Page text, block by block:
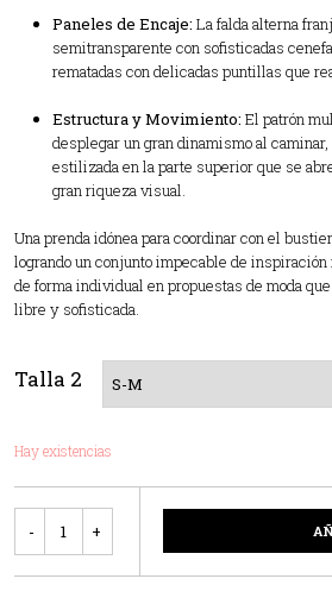
Paneles de Encaje: La falda alterna
semitransparente con sofisticadas
rematadas con delicadas puntillas que
Estructura y Movimiento: El patrón
desplegar un gran dinamismo al
estilizada en la parte superior que se
gran riqueza visual.
Una prenda idónea para coordinar con el
logrando un conjunto impecable de
de forma individual en propuestas de moda
libre y sofisticada.
Talla 2
Hay existencias